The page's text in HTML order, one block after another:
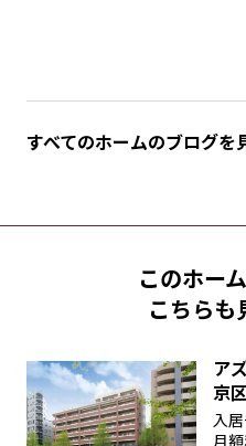
すべてのホームのブログを
このホー
こちらも
ア
京区
入
月